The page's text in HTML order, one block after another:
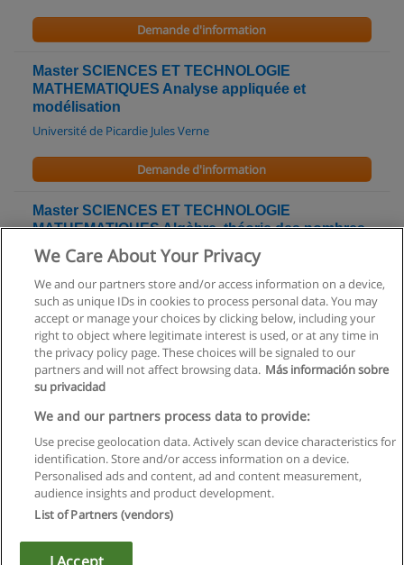
Demande d'information
Master SCIENCES ET TECHNOLOGIE
MATHEMATIQUES Analyse appliquée et
modélisation
Université de Picardie Jules Verne
Demande d'information
Master SCIENCES ET TECHNOLOGIE
MATHEMATIQUES Algèbre, théorie des nombres
et applications
Demande d'information
Règles d'utilisation
Confidentialité des données
Contacter Educaedu
Copyright © Educaedu Business S.L. - CIF : B-95610580: -
We Care About Your Privacy
We and our partners store and/or access information on a device,
such as unique IDs in cookies to process personal data. You may
accept or manage your choices by clicking below, including your
right to object where legitimate interest is used, or at any time in
the privacy policy page. These choices will be signaled to our
partners and will not affect browsing data. Más información sobre
su privacidad
We and our partners process data to provide:
Use precise geolocation data. Actively scan device characteristics for
identification. Store and/or access information on a device.
Personalised ads and content, ad and content measurement,
audience insights and product development.
List of Partners (vendors)